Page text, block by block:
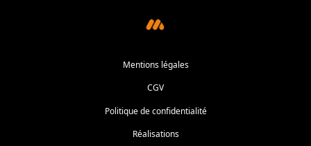
Mentions légales
CGV
Politique de confidentialité
Réalisations